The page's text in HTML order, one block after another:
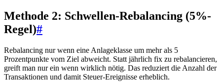
Methode 2: Schwellen-Rebalancing (5%-
Regel)#
Rebalancing nur wenn eine Anlageklasse um mehr als 5
Prozentpunkte vom Ziel abweicht. Statt jährlich fix zu rebalancieren,
greift man nur ein wenn wirklich nötig. Das reduziert die Anzahl der
Transaktionen und damit Steuer-Ereignisse erheblich.